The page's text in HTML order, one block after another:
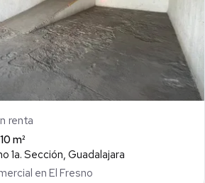
renta
m²
1a. Sección, Guadalajara
en El Fresno